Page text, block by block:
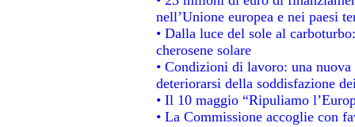
nell’Unione europea e nei paesi
• Dalla luce del sole al
cherosene solare
• Condizioni di lavoro: una
deteriorarsi della soddisfazione
• Il 10 maggio “Ripuliamo
• La Commissione accoglie con